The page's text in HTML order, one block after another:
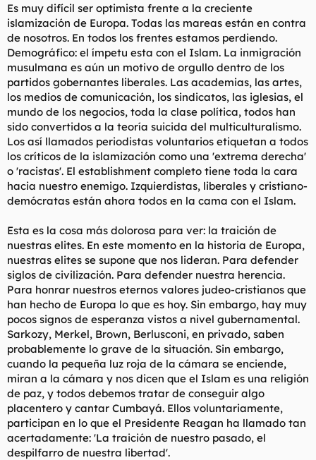
Es muy difícil ser optimista frente a la creciente
islamización de Europa. Todas las mareas están en contra
de nosotros. En todos los frentes estamos perdiendo.
Demográfico: el ímpetu esta con el Islam. La inmigración
musulmana es aún un motivo de orgullo dentro de los
partidos gobernantes liberales. Las academias, las artes,
los medios de comunicación, los sindicatos, las iglesias, el
mundo de los negocios, toda la clase política, todos han
sido convertidos a la teoría suicida del multiculturalismo.
Los así llamados periodistas voluntarios etiquetan a todos
los críticos de la islamización como una 'extrema derecha'
o 'racistas'. El establishment completo tiene toda la cara
hacia nuestro enemigo. Izquierdistas, liberales y cristiano-
demócratas están ahora todos en la cama con el Islam.
Esta es la cosa más dolorosa para ver: la traición de
nuestras elites. En este momento en la historia de Europa,
nuestras elites se supone que nos lideran. Para defender
siglos de civilización. Para defender nuestra herencia.
Para honrar nuestros eternos valores judeo-cristianos que
han hecho de Europa lo que es hoy. Sin embargo, hay muy
pocos signos de esperanza vistos a nivel gubernamental.
Sarkozy, Merkel, Brown, Berlusconi, en privado, saben
probablemente lo grave de la situación. Sin embargo,
cuando la pequeña luz roja de la cámara se enciende,
miran a la cámara y nos dicen que el Islam es una religión
de paz, y todos debemos tratar de conseguir algo
placentero y cantar Cumbayá. Ellos voluntariamente,
participan en lo que el Presidente Reagan ha llamado tan
acertadamente: 'La traición de nuestro pasado, el
despilfarro de nuestra libertad'.